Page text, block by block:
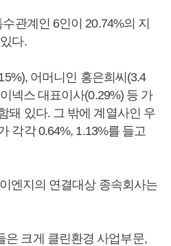
관계인 6인이 20.74%의 지
다.
어머니인 홍은희씨(3.4
넥스 대표이사(0.29%) 등 가
돼 있다. 그 밖에 계열사인 우
각각 0.64%, 1.13%를 들고
엔지의 연결대상 종속회사는
은 크게 클린환경 사업부문,